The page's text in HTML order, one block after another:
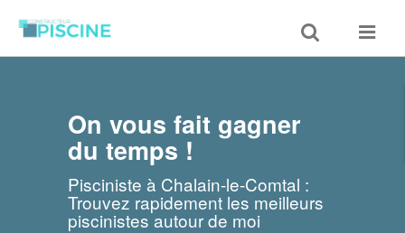
Toggle
search
Toggle
On vous fait gagner
du temps !
Pisciniste à Chalain-le-Comtal :
Trouvez rapidement les meilleurs
piscinistes autour de moi